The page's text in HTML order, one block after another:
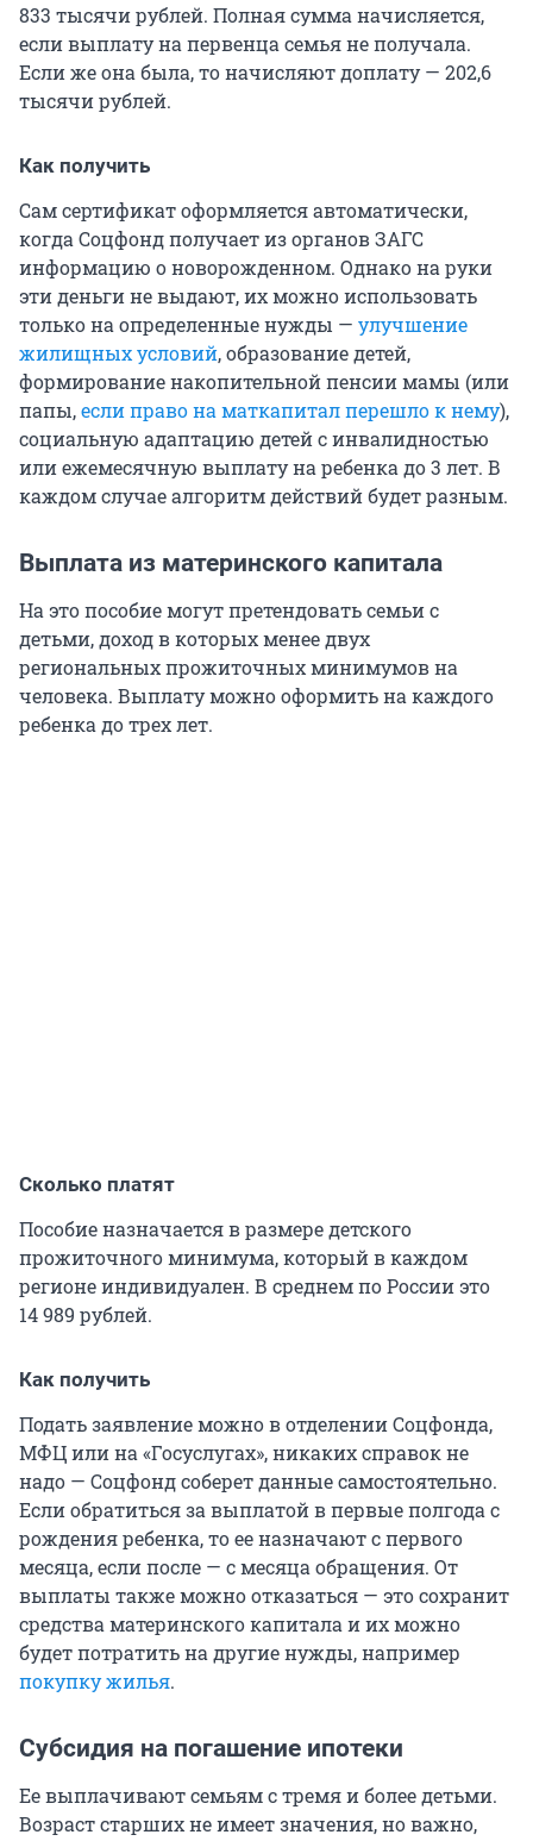
833 тысячи рублей. Полная сумма начисляется,
если выплату на первенца семья не получала.
Если же она была, то начисляют доплату — 202,6
тысячи рублей.
Как получить
Сам сертификат оформляется автоматически,
когда Соцфонд получает из органов ЗАГС
информацию о новорожденном. Однако на руки
эти деньги не выдают, их можно использовать
только на определенные нужды — улучшение
жилищных условий, образование детей,
формирование накопительной пенсии мамы (или
папы,если право на маткапитал перешло к нему),
социальную адаптацию детей с инвалидностью
или ежемесячную выплату на ребенка до 3 лет. В
каждом случае алгоритм действий будет разным.
Выплата из материнского капитала
На это пособие могут претендовать семьи с
детьми, доход в которых менее двух
региональных прожиточных минимумов на
человека. Выплату можно оформить на каждого
ребенка до трех лет.
Сколько платят
Пособие назначается в размере детского
прожиточного минимума, который в каждом
регионе индивидуален. В среднем по России это
14 989 рублей.
Как получить
Подать заявление можно в отделении Соцфонда,
МФЦ или на «Госуслугах», никаких справок не
надо — Соцфонд соберет данные самостоятельно.
Если обратиться за выплатой в первые полгода с
рождения ребенка, то ее назначают с первого
месяца, если после — с месяца обращения. От
выплаты также можно отказаться — это сохранит
средства материнского капитала и их можно
будет потратить на другие нужды, например
покупку жилья.
Субсидия на погашение ипотеки
Ее выплачивают семьям с тремя и более детьми.
Возраст старших не имеет значения, но важно,